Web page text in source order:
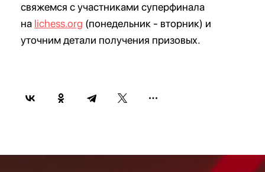
свяжемся с участниками суперфинала
на lichess.org (понедельник - вторник) и
уточним детали получения призовых.